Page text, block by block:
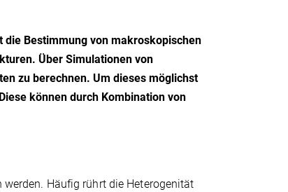
Bestimmung von makroskopischen
Über Simulationen von
zu berechnen. Um dieses möglichst
können durch Kombination von
Häufig rührt die Heterogenität